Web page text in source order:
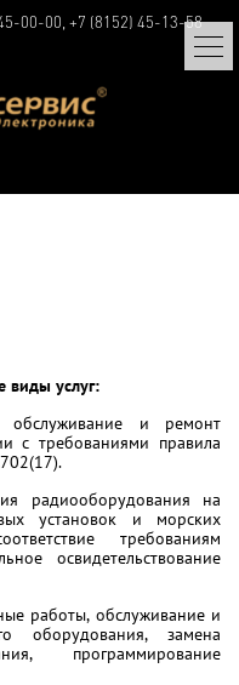
00-00, +7 (8152) 45-13-58
виды услуг:
обслуживание и ремонт
с требованиями правила
радиооборудования на
установок и морских
требованиям
освидетельствование
работы, обслуживание и
оборудования, замена
программирование